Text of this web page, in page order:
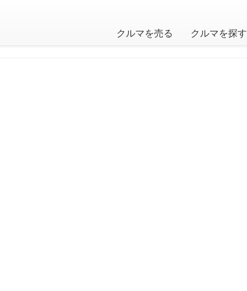
クルマを売る クルマを探す